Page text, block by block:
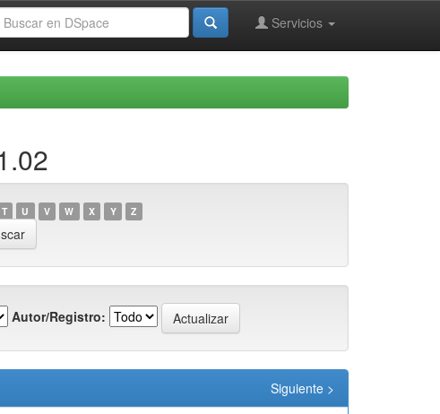
Servicios
T U V W X Y Z
Autor/Registro:
Siguiente >